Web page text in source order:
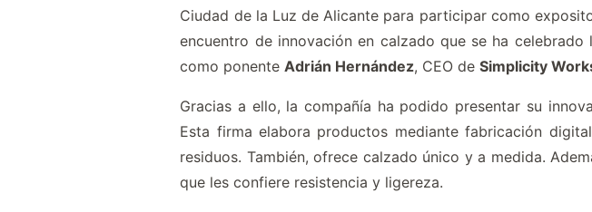
Ciudad de la Luz de Alicante para participar como
encuentro de innovación en calzado que se ha
como ponenteAdrián Hernández, CEO deSimplicity
Gracias a ello, la compañía ha podido presentar su
Esta firma elabora productos mediante fabricación
residuos. También, ofrece calzado único y a medida.
que les confiere resistencia y ligereza.